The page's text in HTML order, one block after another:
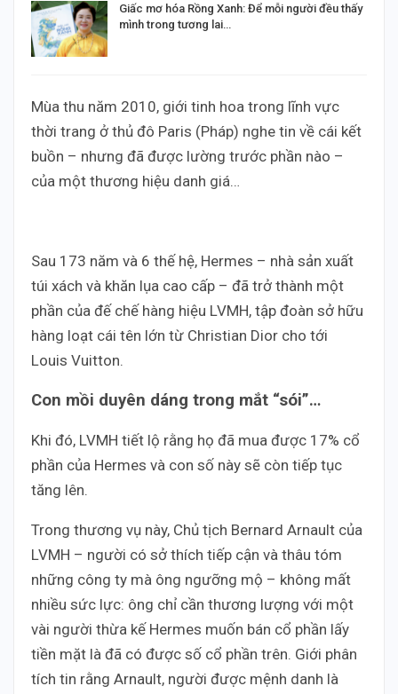
Giấc mơ hóa Rồng Xanh: Để mỗi người đều thấy
mình trong tương lai…
Mùa thu năm 2010, giới tinh hoa trong lĩnh vực
thời trang ở thủ đô Paris (Pháp) nghe tin về cái kết
buồn – nhưng đã được lường trước phần nào –
của một thương hiệu danh giá…
Sau 173 năm và 6 thế hệ, Hermes – nhà sản xuất
túi xách và khăn lụa cao cấp – đã trở thành một
phần của đế chế hàng hiệu LVMH, tập đoàn sở hữu
hàng loạt cái tên lớn từ Christian Dior cho tới
Louis Vuitton.
Con mồi duyên dáng trong mắt “sói”…
Khi đó, LVMH tiết lộ rằng họ đã mua được 17% cổ
phần của Hermes và con số này sẽ còn tiếp tục
tăng lên.
Trong thương vụ này, Chủ tịch Bernard Arnault của
LVMH – người có sở thích tiếp cận và thâu tóm
những công ty mà ông ngưỡng mộ – không mất
nhiều sức lực: ông chỉ cần thương lượng với một
vài người thừa kế Hermes muốn bán cổ phần lấy
tiền mặt là đã có được số cổ phần trên. Giới phân
tích tin rằng Arnault, người được mệnh danh là